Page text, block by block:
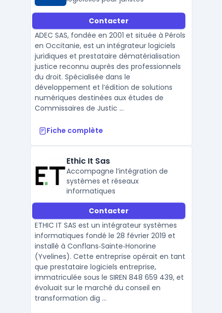
Contacter
ADEC SAS, fondée en 2001 et située à Pérols
en Occitanie, est un intégrateur logiciels
juridiques et prestataire dématérialisation
justice reconnu auprès des professionnels
du droit. Spécialisée dans le
développement et l’édition de solutions
numériques destinées aux études de
Commissaires de Justic ...
Fiche complète
Ethic It Sas
Accompagne l’intégration de
systèmes et réseaux
informatiques
Contacter
ETHIC IT SAS est un intégrateur systèmes
informatiques fondé le 28 février 2019 et
installé à Conflans‑Sainte‑Honorine
(Yvelines). Cette entreprise opérait en tant
que prestataire logiciels entreprise,
immatriculée sous le SIREN 848 659 439, et
évoluait sur le marché du conseil en
transformation dig ...